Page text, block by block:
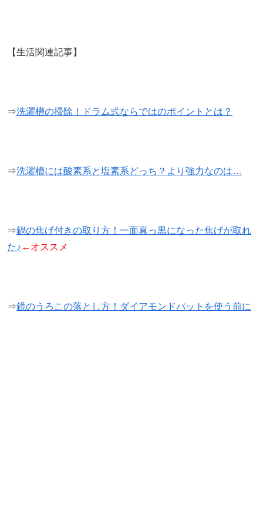
【生活関連記事】
⇒洗濯槽の掃除！ドラム式ならではのポイントとは？
⇒洗濯槽には酸素系と塩素系どっち？より強力なのは…
⇒鍋の焦げ付きの取り方！一面真っ黒になった焦げが取れ
た♪ ←オススメ
⇒鏡のうろこの落とし方！ダイアモンドパットを使う前に